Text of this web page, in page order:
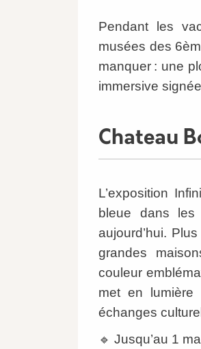
Pendant les
musées des
manquer : une
immersive
Chateau
L’exposition
bleue dans
aujourd’hui.
grandes
couleur
met en
échanges
🔹 Jusqu’au 1